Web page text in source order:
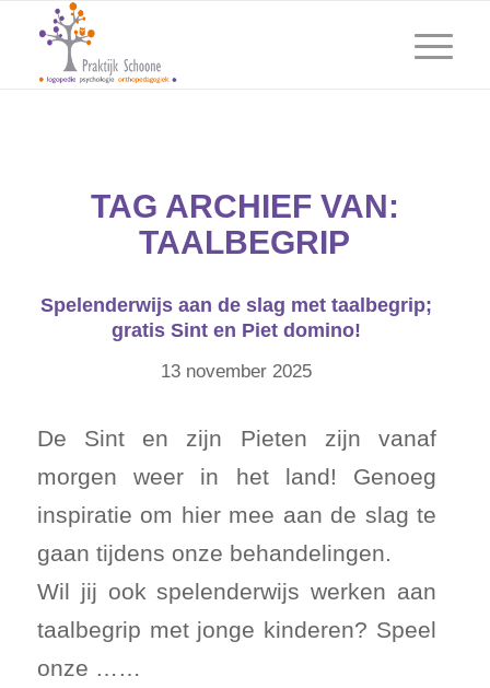
TAG ARCHIEF VAN:
TAALBEGRIP
Spelenderwijs aan de slag met taalbegrip;
gratis Sint en Piet domino!
13 november 2025
De Sint en zijn Pieten zijn vanaf
morgen weer in het land! Genoeg
inspiratie om hier mee aan de slag te
gaan tijdens onze behandelingen.
Wil jij ook spelenderwijs werken aan
taalbegrip met jonge kinderen? Speel
onze ……